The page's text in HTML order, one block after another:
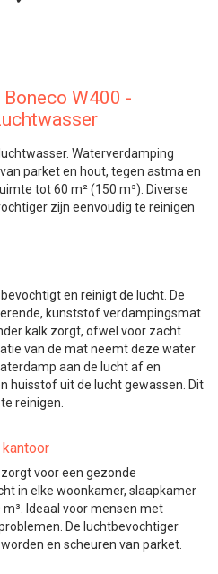
W400 -
Waterverdamping
parket en hout, tegen astma en
tot 60 m² (150 m³). Diverse
zijn eenvoudig te reinigen
en reinigt de lucht. De
kunststof verdampingsmat
kalk zorgt, ofwel voor zacht
van de mat neemt deze water
aan de lucht af en
huisstof uit de lucht gewassen. Dit
reinigen.
voor een gezonde
in elke woonkamer, slaapkamer
Ideaal voor mensen met
De luchtbevochtiger
en scheuren van parket.